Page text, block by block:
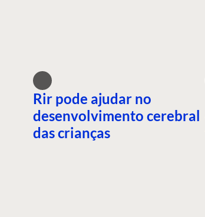
Rir pode ajudar no
desenvolvimento cerebral
das crianças